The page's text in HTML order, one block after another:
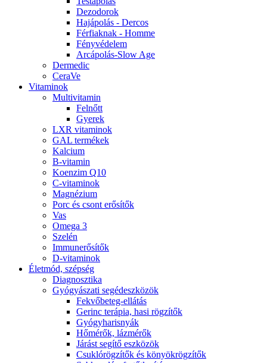
Dezodorok
Hajápolás - Dercos
Férfiaknak - Homme
Fényvédelem
Arcápolás-Slow Age
Dermedic
CeraVe
Vitaminok
Multivitamin
Felnőtt
Gyerek
LXR vitaminok
GAL termékek
Kalcium
B-vitamin
Koenzim Q10
C-vitaminok
Magnézium
Porc és csont erősítők
Vas
Omega 3
Szelén
Immunerősítők
D-vitaminok
Életmód, szépség
Diagnosztika
Gyógyászati segédeszközök
Fekvőbeteg-ellátás
Gerinc terápia, hasi rögzítők
Gyógyharisnyák
Hőmérők, lázmérők
Járást segítő eszközök
Csuklórögzítők és könyökrögzítők